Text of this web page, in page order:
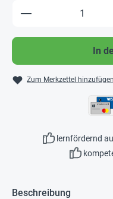
Produkt Anzahl:
In
Zum Merkzettel hinzufügen
lernfördernd
Beschreibung